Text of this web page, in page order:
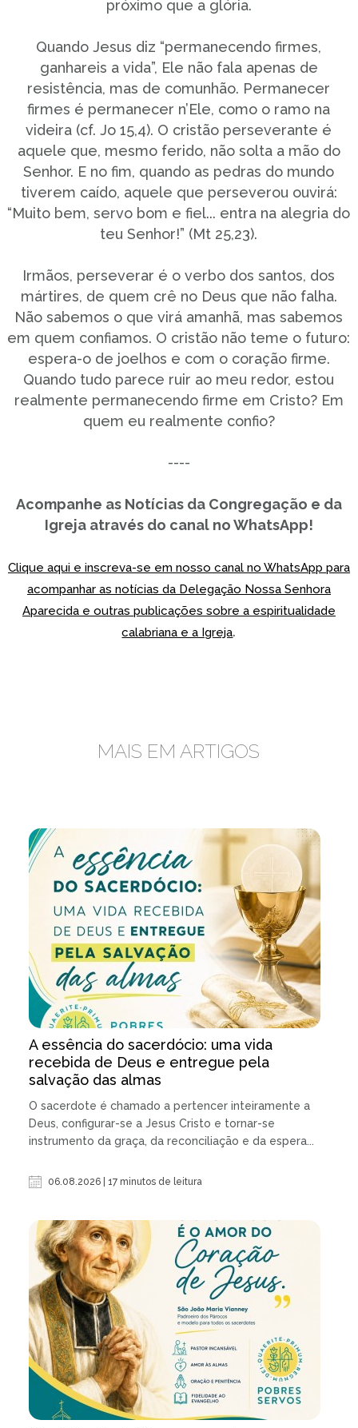
próximo que a glória.
Quando Jesus diz “permanecendo firmes,
ganhareis a vida”, Ele não fala apenas de
resistência, mas de comunhão. Permanecer
firmes é permanecer n’Ele, como o ramo na
videira (cf. Jo 15,4). O cristão perseverante é
aquele que, mesmo ferido, não solta a mão do
Senhor. E no fim, quando as pedras do mundo
tiverem caído, aquele que perseverou ouvirá:
“Muito bem, servo bom e fiel... entra na alegria do
teu Senhor!” (Mt 25,23).
Irmãos, perseverar é o verbo dos santos, dos
mártires, de quem crê no Deus que não falha.
Não sabemos o que virá amanhã, mas sabemos
em quem confiamos. O cristão não teme o futuro:
espera-o de joelhos e com o coração firme.
Quando tudo parece ruir ao meu redor, estou
realmente permanecendo firme em Cristo? Em
quem eu realmente confio?
----
Acompanhe as Notícias da Congregação e da
Igreja através do canal no WhatsApp!
Clique aqui e inscreva-se em nosso canal no WhatsApp para
acompanhar as notícias da Delegação Nossa Senhora
Aparecida e outras publicações sobre a espiritualidade
calabriana e a Igreja.
MAIS EM ARTIGOS
A essência do sacerdócio: uma vida
recebida de Deus e entregue pela
salvação das almas
O sacerdote é chamado a pertencer inteiramente a
Deus, configurar-se a Jesus Cristo e tornar-se
instrumento da graça, da reconciliação e da espera...
06.08.2026 | 17 minutos de leitura